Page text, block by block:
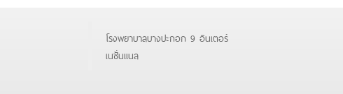
โรงพยาบาลบางปะกอก 9 อินเตอร์
เนชั่นแนล